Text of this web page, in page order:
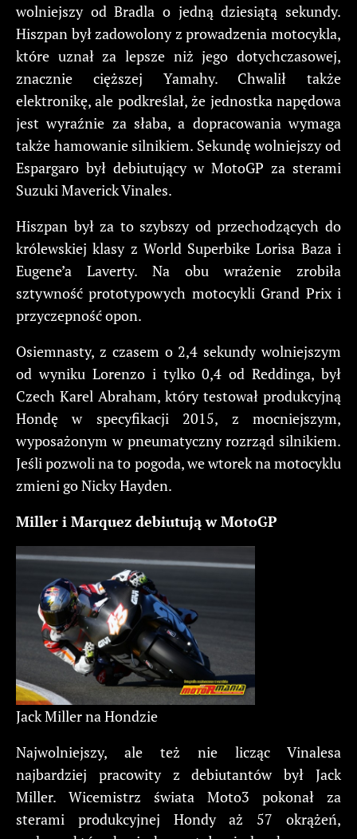
wolniejszy od Bradla o jedną dziesiątą sekundy.
Hiszpan był zadowolony z prowadzenia motocykla,
które uznał za lepsze niż jego dotychczasowej,
znacznie cięższej Yamahy. Chwalił także
elektronikę, ale podkreślał, że jednostka napędowa
jest wyraźnie za słaba, a dopracowania wymaga
także hamowanie silnikiem. Sekundę wolniejszy od
Espargaro był debiutujący w MotoGP za sterami
Suzuki Maverick Vinales.
Hiszpan był za to szybszy od przechodzących do
królewskiej klasy z World Superbike Lorisa Baza i
Eugene’a Laverty. Na obu wrażenie zrobiła
sztywność prototypowych motocykli Grand Prix i
przyczepność opon.
Osiemnasty, z czasem o 2,4 sekundy wolniejszym
od wyniku Lorenzo i tylko 0,4 od Reddinga, był
Czech Karel Abraham, który testował produkcyjną
Hondę w specyfikacji 2015, z mocniejszym,
wyposażonym w pneumatyczny rozrząd silnikiem.
Jeśli pozwoli na to pogoda, we wtorek na motocyklu
zmieni go Nicky Hayden.
Miller i Marquez debiutują w MotoGP
Jack Miller na Hondzie
Najwolniejszy, ale też nie licząc Vinalesa
najbardziej pracowity z debiutantów był Jack
Miller. Wicemistrz świata Moto3 pokonał za
sterami produkcyjnej Hondy aż 57 okrążeń,